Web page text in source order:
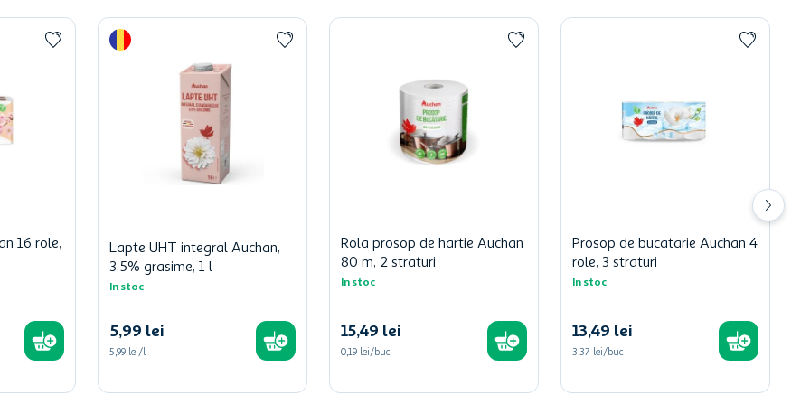
16 role,
Lapte UHT integral Auchan,
3.5% grasime, 1 l
In stoc
5,99 lei
5,99 lei/l
Rola prosop de hartie Auchan
80 m, 2 straturi
In stoc
15,49 lei
0,19 lei/buc
Prosop de bucatarie Auchan 4
role, 3 straturi
In stoc
13,49 lei
3,37 lei/buc